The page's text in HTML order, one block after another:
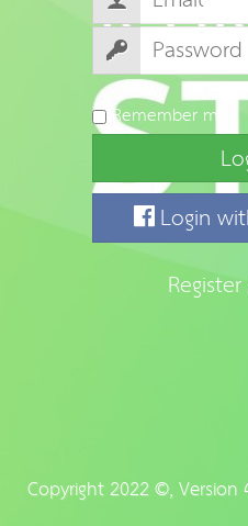
Remember me
Login
Register
Copyright 2022 ©, Version